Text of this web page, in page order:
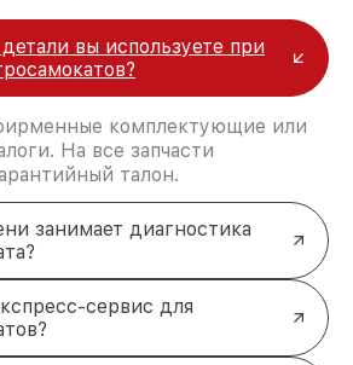
к профессионалам.
выполняется с учетом
устройства. Для
или консультации свяжитесь с
+7 (383) 202-18-57 или посетите
по адресу ул. Фрунзе, 238,
вы используете при
комплектующие или
На все запчасти
талон.
занимает диагностика
сервис для